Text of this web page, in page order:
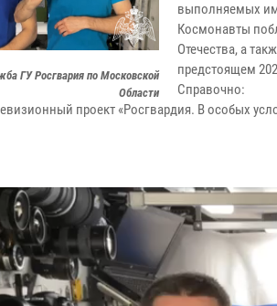
ГУ Росгвария по Московской
Области
выполняемых
Космонавты
Отечества, а
предстоящем
Справочно:
проект «Росгвардия. В особых